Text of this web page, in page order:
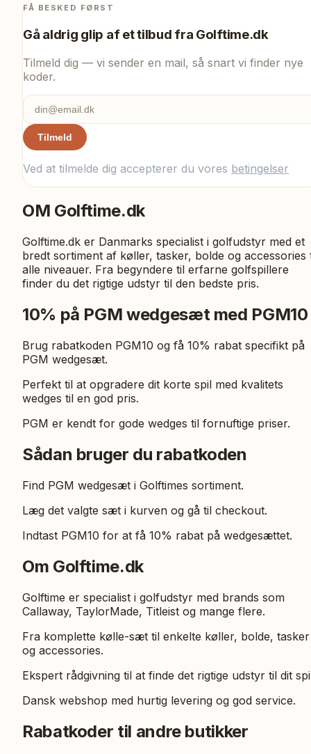
FÅ BESKED FØRST
Gå aldrig glip af et tilbud fra Golftime.dk
Tilmeld dig — vi sender en mail, så snart vi finder nye
koder.
Tilmeld
Ved at tilmelde dig accepterer du vores betingelser
OM Golftime.dk
Golftime.dk er Danmarks specialist i golfudstyr med et
bredt sortiment af køller, tasker, bolde og accessories
alle niveauer. Fra begyndere til erfarne golfspillere
finder du det rigtige udstyr til den bedste pris.
10% på PGM wedgesæt med PGM10
Brug rabatkoden PGM10 og få 10% rabat specifikt på
PGM wedgesæt.
Perfekt til at opgradere dit korte spil med kvalitets
wedges til en god pris.
PGM er kendt for gode wedges til fornuftige priser.
Sådan bruger du rabatkoden
Find PGM wedgesæt i Golftimes sortiment.
Læg det valgte sæt i kurven og gå til checkout.
Indtast PGM10 for at få 10% rabat på wedgesættet.
Om Golftime.dk
Golftime er specialist i golfudstyr med brands som
Callaway, TaylorMade, Titleist og mange flere.
Fra komplette kølle-sæt til enkelte køller, bolde, tasker
og accessories.
Ekspert rådgivning til at finde det rigtige udstyr til dit
Dansk webshop med hurtig levering og god service.
Rabatkoder til andre butikker